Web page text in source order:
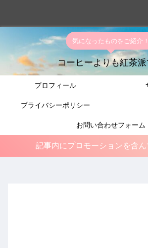
気になったものをご紹介！
コーヒーよりも紅茶
プロフィール
プライバシーポリシー
お問い合わせフォーム
記事内にプロモーションを含ん